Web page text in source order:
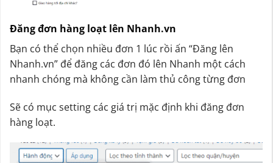
Đăng đơn hàng loạt lên Nhanh.vn
Bạn có thể chọn nhiều đơn 1 lúc rồi ấn “Đăng lên
Nhanh.vn” để đăng các đơn đó lên Nhanh một cách
nhanh chóng mà không cần làm thủ công từng đơn
Sẽ có mục setting các giá trị mặc định khi đăng đơn
hàng loạt.